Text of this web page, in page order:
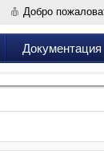
Добро
Документация